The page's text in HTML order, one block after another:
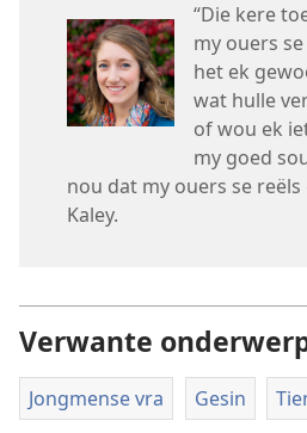
“Die kere
my ouers
het ek
wat hulle
of wou ek
my goed
nou dat my ouers se
Kaley.
Verwante
Jongmense vra Gesin